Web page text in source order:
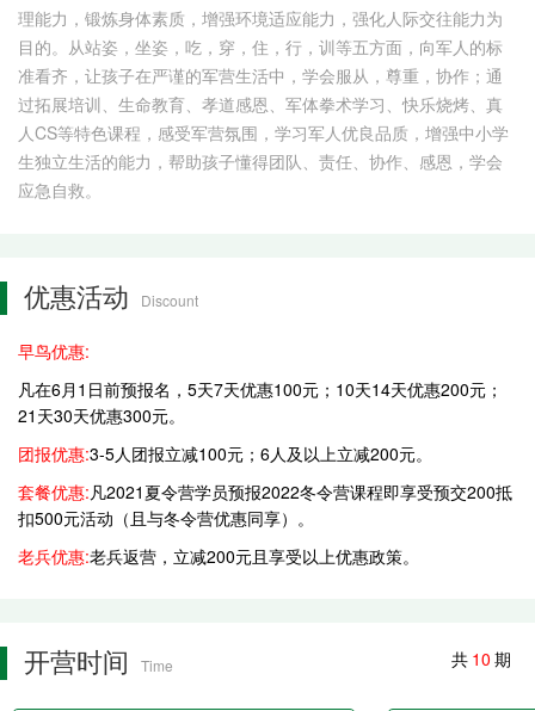
理能力，锻炼身体素质，增强环境适应能力，强化人际交往能力为
目的。从站姿，坐姿，吃，穿，住，行，训等五方面，向军人的标
准看齐，让孩子在严谨的军营生活中，学会服从，尊重，协作；通
过拓展培训、生命教育、孝道感恩、军体拳术学习、快乐烧烤、真
人CS等特色课程，感受军营氛围，学习军人优良品质，增强中小学
生独立生活的能力，帮助孩子懂得团队、责任、协作、感恩，学会
应急自救。
优惠活动 Discount
早鸟优惠:
凡在6月1日前预报名，5天7天优惠100元；10天14天优惠200元；
21天30天优惠300元。
团报优惠:3-5人团报立减100元；6人及以上立减200元。
套餐优惠: 凡2021夏令营学员预报2022冬令营课程即享受预交200抵
扣500元活动（且与冬令营优惠同享）。
老兵优惠:老兵返营，立减200元且享受以上优惠政策。
开营时间 Time 共 10 期